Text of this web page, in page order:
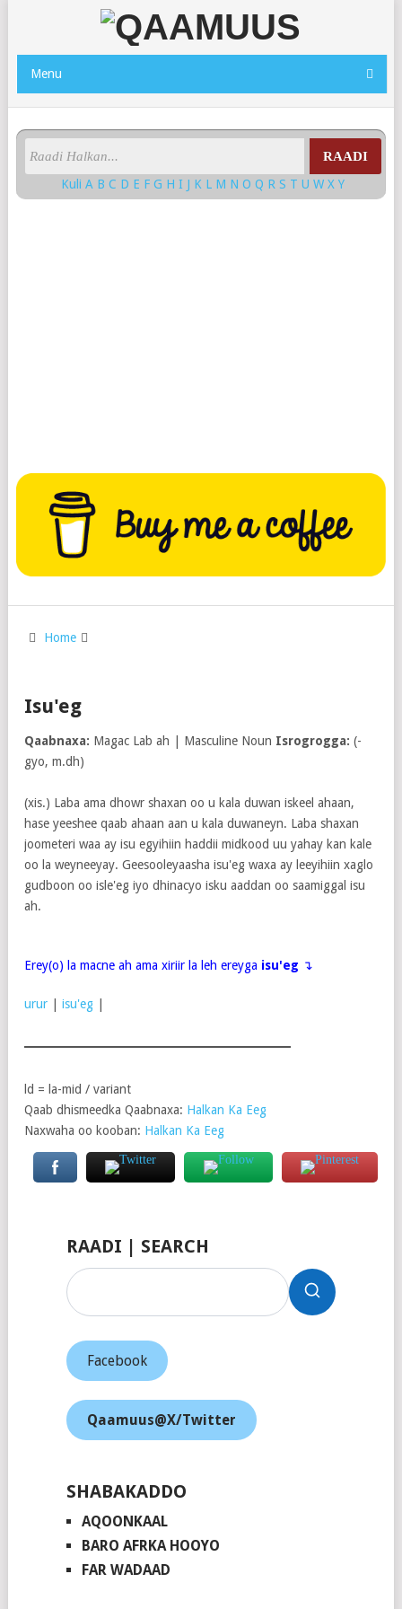
Menu
RAADI
KuliA BC D E FG HI J K L M NOQ RS TUWXY
Home
Isu'eg
Qaabnaxa: Magac Lab ah | Masculine Noun Isrogrogga: (-
gyo, m.dh)
(xis.) Laba ama dhowr shaxan oo u kala duwan iskeel ahaan,
hase yeeshee qaab ahaan aan u kala duwaneyn. Laba shaxan
joometeri waa ay isu egyihiin haddii midkood uu yahay kan kale
oo la weyneeyay. Geesooleyaasha isu'eg waxa ay leeyihiin xaglo
gudboon oo isle'eg iyo dhinacyo isku aaddan oo saamiggal isu
ah.
Erey(o) la macne ah ama xiriir la leh ereyga isu'eg ↴
urur isu'eg
ld = la-mid / variant
Qaab dhismeedka Qaabnaxa: Halkan Ka Eeg
Naxwaha oo kooban: Halkan Ka Eeg
RAADI | SEARCH
Facebook
Qaamuus@X/Twitter
SHABAKADDO
AQOONKAAL
BARO AFRKA HOOYO
FAR WADAAD